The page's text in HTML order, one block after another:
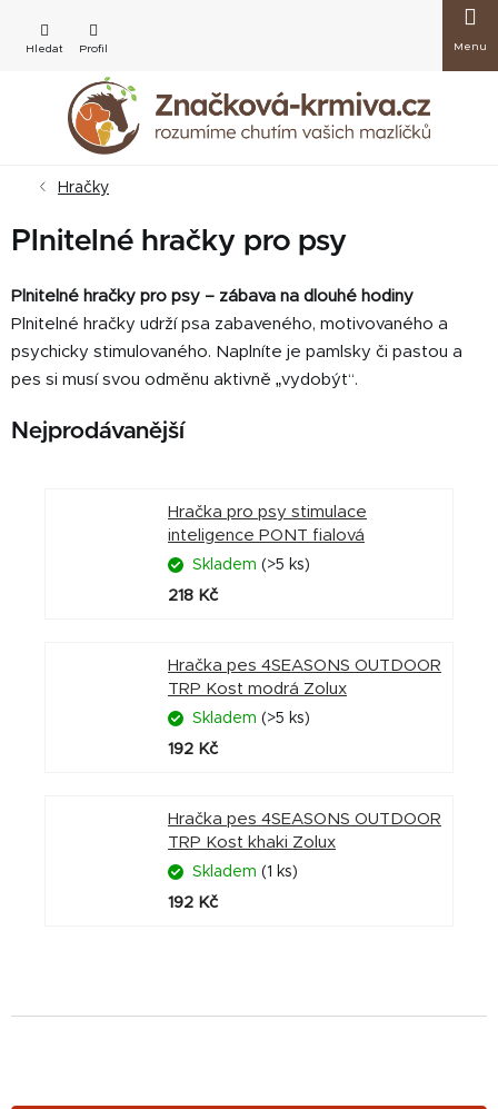
obsah
košík
Hračky
Plnitelné hračky pro psy
Plnitelné hračky pro psy – zábava na dlouhé hodiny
Plnitelné hračky udrží psa zabaveného, motivovaného a
psychicky stimulovaného. Naplníte je pamlsky či pastou a
pes si musí svou odměnu aktivně „vydobýt“.
Nejprodávanější
Hračka pro psy stimulace
inteligence PONT fialová
Skladem (>5 ks)
218 Kč
Hračka pes 4SEASONS OUTDOOR
TRP Kost modrá Zolux
Skladem (>5 ks)
192 Kč
Hračka pes 4SEASONS OUTDOOR
TRP Kost khaki Zolux
Skladem (1 ks)
192 Kč